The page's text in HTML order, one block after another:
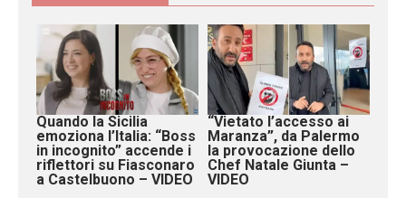
Quando la Sicilia
emoziona l’Italia: “Boss
in incognito” accende i
riflettori su Fiasconaro
a Castelbuono – VIDEO
“Vietato l’accesso ai
Maranza”, da Palermo
la provocazione dello
Chef Natale Giunta –
VIDEO